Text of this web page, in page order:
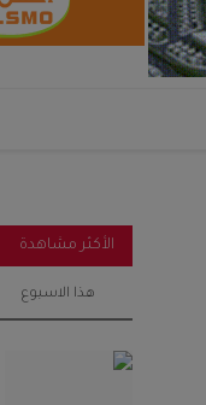
الأكثر مشاهدة
هذا الاسبوع